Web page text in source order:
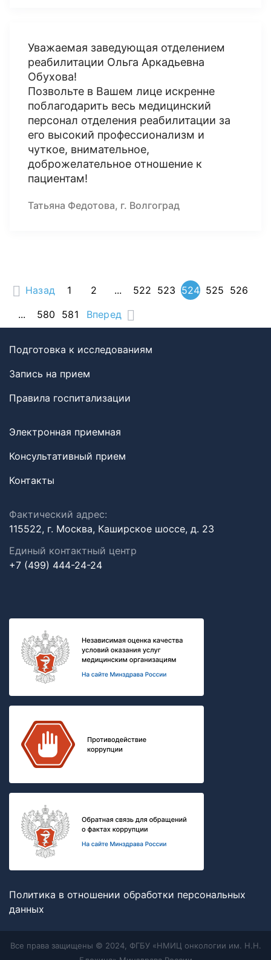
Уважаемая заведующая отделением
реабилитации Ольга Аркадьевна
Обухова!
Позвольте в Вашем лице искренне
поблагодарить весь медицинский
персонал отделения реабилитации за
его высокий профессионализм и
чуткое, внимательное,
доброжелательное отношение к
пациентам!
Татьяна Федотова, г. Волгоград
Назад 1 2 ... 522 523 524 525 526
...
580 581 Вперед
Подготовка к исследованиям
Запись на прием
Правила госпитализации
Электронная приемная
Консультативный прием
Контакты
Фактический адрес:
115522, г. Москва, Каширское шоссе, д. 23
Единый контактный центр
+7 (499) 444-24-24
Политика в отношении обработки персональных
данных
Все права защищены © 2024, ФГБУ «НМИЦ онкологии им. Н.Н.